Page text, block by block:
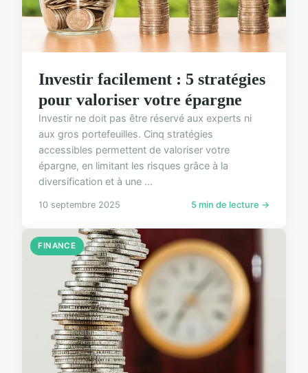
Investir facilement : 5 stratégies
pour valoriser votre épargne
Investir ne doit pas être réservé aux experts ni
aux gros portefeuilles. Cinq stratégies
accessibles permettent de valoriser votre
épargne, en limitant les risques grâce à la
diversification et à une ...
10 septembre 2025 5 min de lecture →
FINANCE